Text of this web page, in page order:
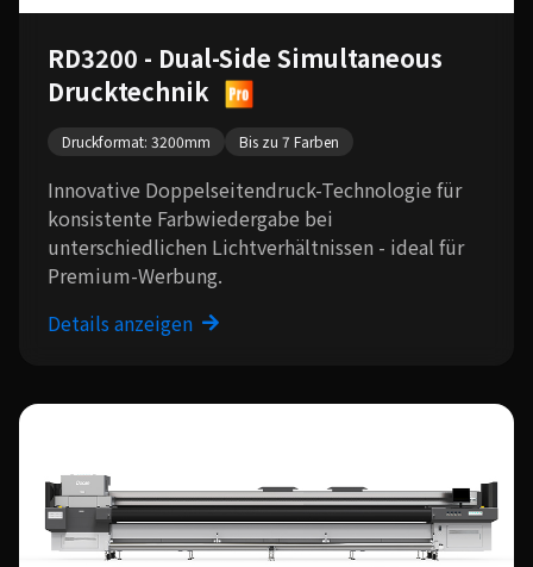
RD3200 - Dual-Side Simultaneous
Drucktechnik
Druckformat: 3200mm Bis zu 7 Farben
Innovative Doppelseitendruck-Technologie für
konsistente Farbwiedergabe bei
unterschiedlichen Lichtverhältnissen - ideal für
Premium-Werbung.
Details anzeigen